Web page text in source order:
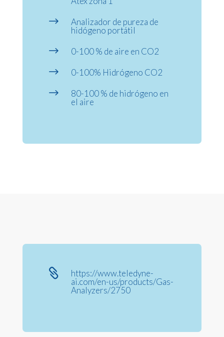
$
Analizador de pureza de
hidógeno portátil
$ 0-100 % de aire en CO2
$ 0-100% Hidrógeno CO2
$
80-100 % de hidrógeno en
el aire

https://www.teledyne-
ai.com/en-us/products/Gas-
Analyzers/2750